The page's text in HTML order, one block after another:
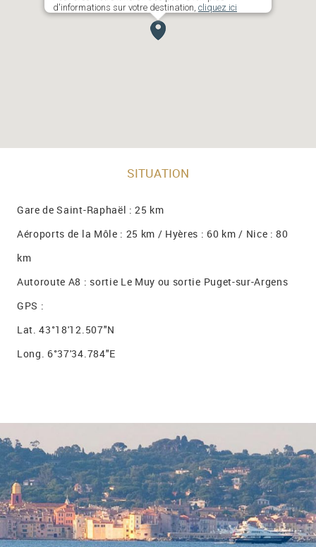
d'informations sur votre destination, cliquez ici
SITUATION
Gare de Saint-Raphaël : 25 km
Aéroports de la Môle : 25 km / Hyères : 60 km / Nice : 80
km
Autoroute A8 : sortie Le Muy ou sortie Puget-sur-Argens
GPS :
Lat. 43°18'12.507"N
Long. 6°37'34.784"E